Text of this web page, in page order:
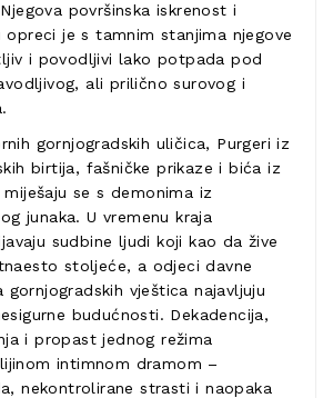
površinska iskrenost i
je s tamnim stanjima njegove
i povodljivi lako potpada pod
ali prilično surovog i
gornjogradskih uličica, Purgeri iz
birtija, fašničke prikaze i bića iz
se s demonima iz
junaka. U vremenu kraja
sudbine ljudi koji kao da žive
stoljeće, a odjeci davne
vještica najavljuju
budućnosti. Dekadencija,
i propast jednog režima
intimnom dramom –
nekontrolirane strasti i naopaka